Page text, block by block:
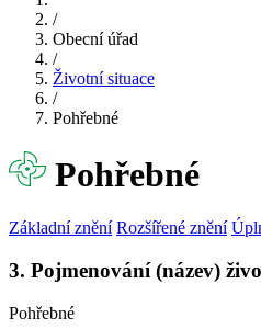
/
Obecní úřad
/
Životní situace
/
Pohřebné
Pohřebné
Základní znění Rozšířené znění
3. Pojmenování (název)
Pohřebné